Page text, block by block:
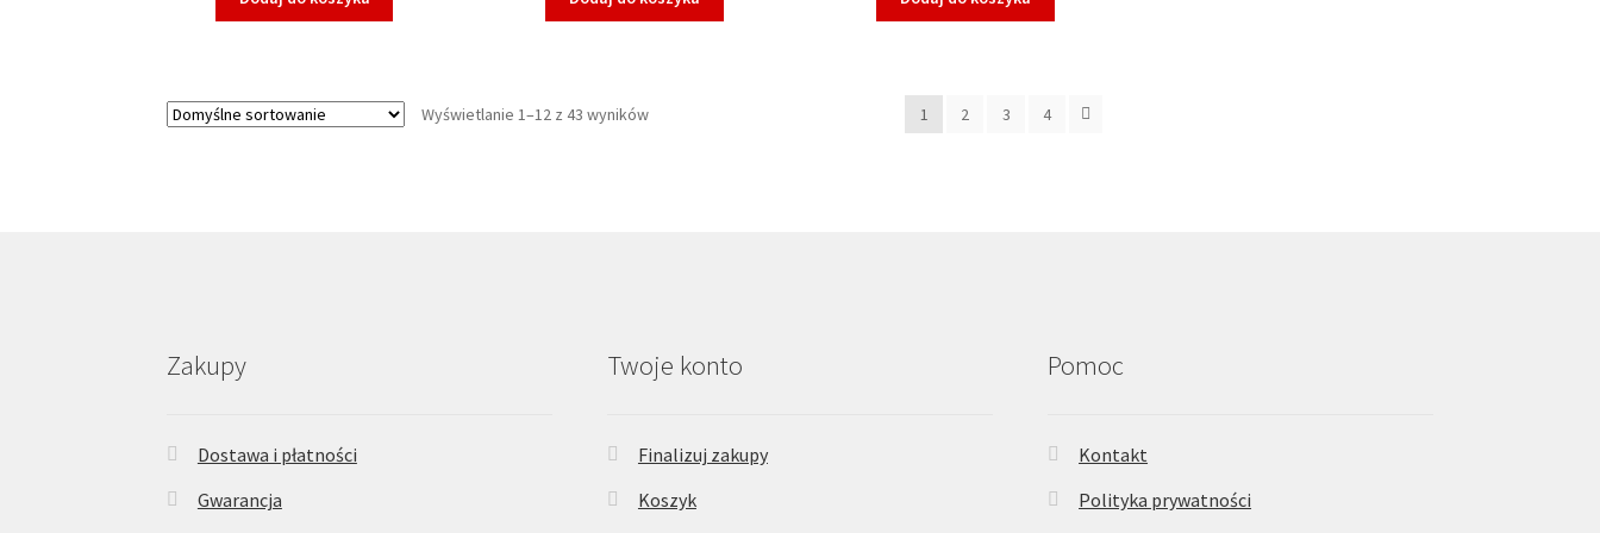
Wyświetlanie 1–12 z 43 wyników 1 2 3 4
Zakupy
Dostawa i płatności
Gwarancja
Twoje konto
Finalizuj zakupy
Koszyk
Pomoc
Kontakt
Polityka prywatności